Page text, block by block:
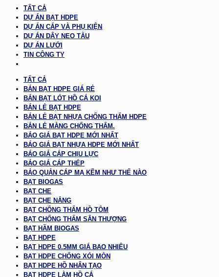
TẤT CẢ
DỰ ÁN BẠT HDPE
DỰ ÁN CÁP VÀ PHỤ KIỆN
DỰ ÁN DÂY NEO TÀU
DỰ ÁN LƯỚI
TIN CÔNG TY
TẤT CẢ
BÁN BẠT HDPE GIÁ RẺ
BÁN BẠT LÓT HỒ CÁ KOI
BÁN LẺ BẠT HDPE
BÁN LẺ BẠT NHỰA CHỐNG THẤM HDPE
BÁN LẺ MÀNG CHỐNG THẤM.
BÁO GIÁ BẠT HDPE MỚI NHẤT
BÁO GIÁ BẠT NHỰA HDPE MỚI NHẤT
BÁO GIÁ CÁP CHỊU LỰC
BÁO GIÁ CÁP THÉP
BẢO QUẢN CÁP MẠ KẼM NHƯ THẾ NÀO
BẠT BIOGAS
BẠT CHE
BẠT CHE NẮNG
BẠT CHỐNG THẤM HỒ TÔM
BẠT CHỐNG THẤM SÂN THƯỢNG
BẠT HẦM BIOGAS
BẠT HDPE
BẠT HDPE 0.5MM GIÁ BAO NHIÊU
BẠT HDPE CHỐNG XÓI MÒN
BẠT HDPE HỒ NHÂN TẠO
BẠT HDPE LÀM HỒ CÁ